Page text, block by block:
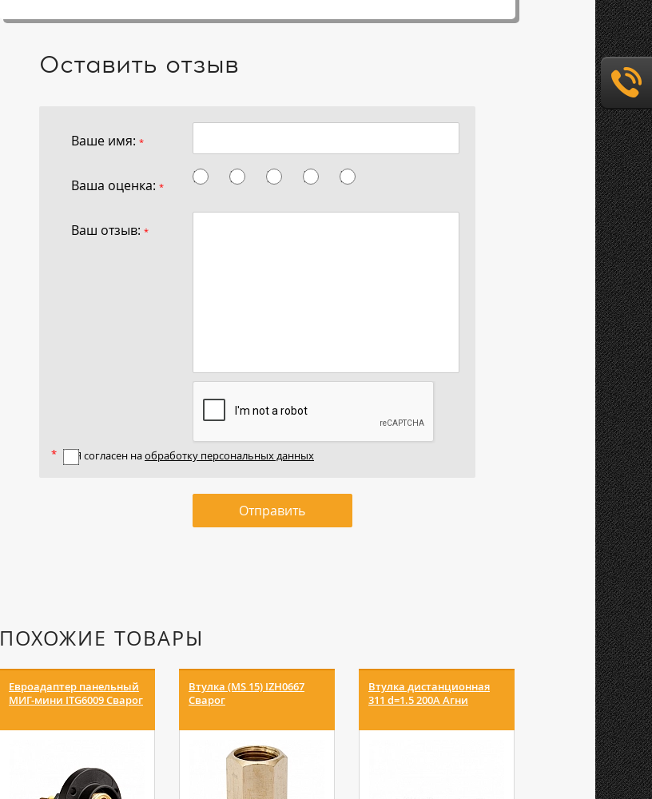
Оставить отзыв
Ваше имя: *
Ваша оценка: *
Ваш отзыв: *
Я согласен наобработку персональных данных
Отправить
ПОХОЖИЕ ТОВАРЫ
Евроадаптер панельный
МИГ-мини ITG6009 Сварог
Втулка (MS 15) IZH0667
Сварог
Втулка дистанционная
311 d=1.5 200А Агни
Сальник PRO (MS
UB1841 Сварог